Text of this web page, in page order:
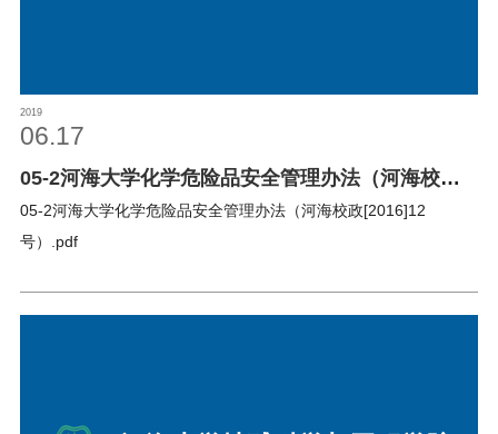
2019
06.17
05-2河海大学化学危险品安全管理办法（河海校政
[2019]164号）
05-2河海大学化学危险品安全管理办法（河海校政[2016]12
号）.pdf